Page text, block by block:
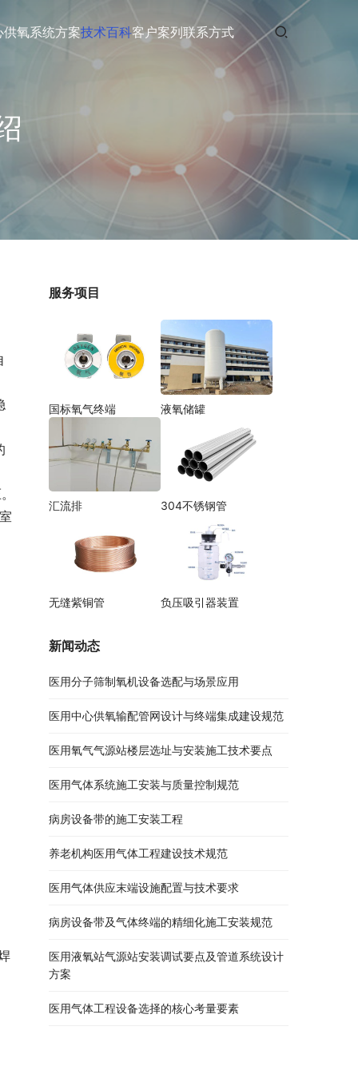
供氧系统方案技术百科客户案列联系方式
服务项目
国标氧气终端 液氧储罐
汇流排 304不锈钢管
无缝紫铜管 负压吸引器装置
新闻动态
医用分子筛制氧机设备选配与场景应用
医用中心供氧输配管网设计与终端集成建设规范
医用氧气气源站楼层选址与安装施工技术要点
医用气体系统施工安装与质量控制规范
病房设备带的施工安装工程
养老机构医用气体工程建设技术规范
医用气体供应末端设施配置与技术要求
病房设备带及气体终端的精细化施工安装规范
医用液氧站气源站安装调试要点及管道系统设计
方案
医用气体工程设备选择的核心考量要素